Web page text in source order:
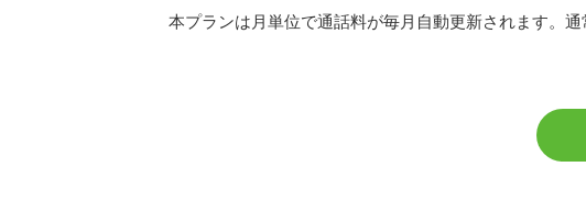
本プランは月単位で通話料が毎月自動更新されます。